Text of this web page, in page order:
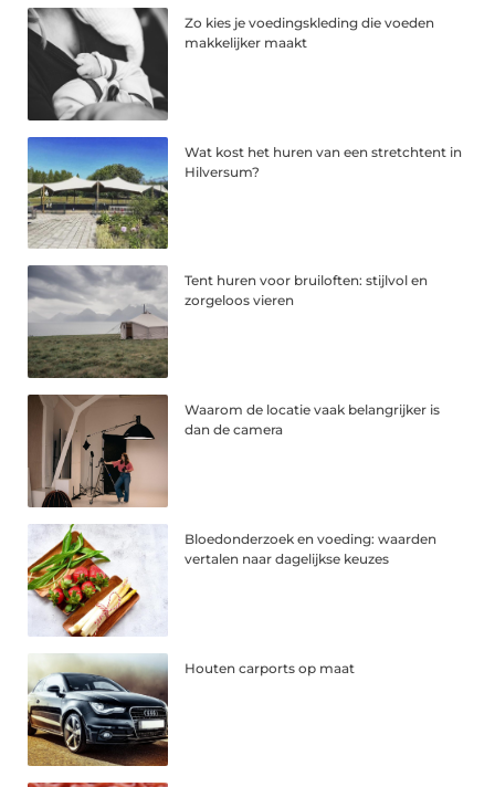
Zo kies je voedingskleding die voeden
makkelijker maakt
Wat kost het huren van een stretchtent in
Hilversum?
Tent huren voor bruiloften: stijlvol en
zorgeloos vieren
Waarom de locatie vaak belangrijker is
dan de camera
Bloedonderzoek en voeding: waarden
vertalen naar dagelijkse keuzes
Houten carports op maat